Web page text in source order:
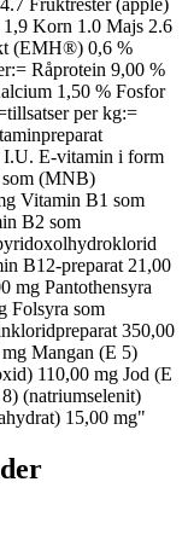
Fruktrester (äpple)
Korn 1.0 Majs 2.6
(EMH®) 0,6 %
Råprotein 9,00 %
1,50 % Fosfor
per kg:=
I.U. E-vitamin i form
som (MNB)
Vitamin B1 som
B2 som
B12-preparat 21,00
mg Pantothensyra
Folsyra som
350,00
Mangan (E 5)
110,00 mg Jod (E
(natriumselenit)
15,00 mg"